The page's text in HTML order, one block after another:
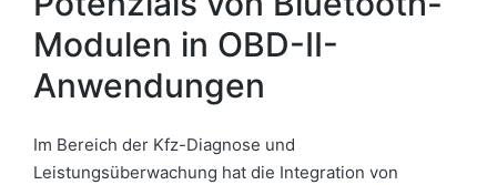
Modulen in OBD-II-
Anwendungen
Im Bereich der Kfz-Diagnose und
Leistungsüberwachung hat die Integration von